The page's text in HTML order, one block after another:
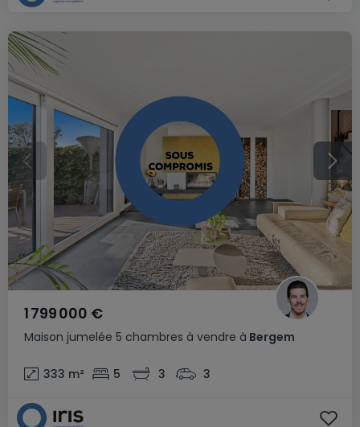
Maison jumelée 5 chambres à vendre à Bergem
1 799 000 €
333 m² 5 3 3